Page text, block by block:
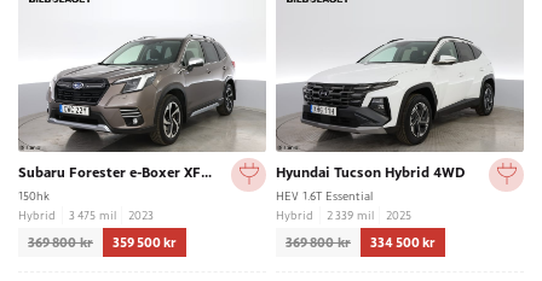
Subaru Forester e-Boxer XFuel
150hk
Hybrid
3 475 mil 2023
369 800 kr 359 500 kr
Hyundai Tucson Hybrid 4WD
HEV 1.6T Essential
Hybrid
2 339 mil 2025
369 800 kr 334 500 kr